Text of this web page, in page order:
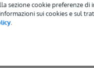
sezione cookie preferenze di
sui cookies e sul
.